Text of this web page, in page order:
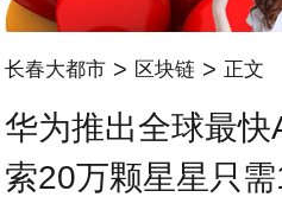
长春大都市 > 区块链 > 正文
华为推出全球最
索20万颗星星只